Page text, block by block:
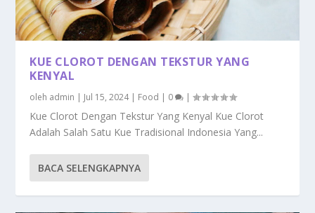
KUE CLOROT DENGAN TEKSTUR YANG
KENYAL
oleh admin | Jul 15, 2024| Food | 0 |
Kue Clorot Dengan Tekstur Yang Kenyal Kue Clorot
Adalah Salah Satu Kue Tradisional Indonesia Yang...
BACA SELENGKAPNYA